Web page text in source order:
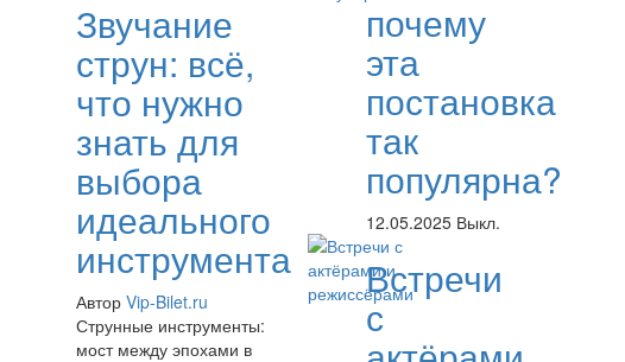
Звучание
струн: всё,
что нужно
знать для
выбора
идеального
инструмента
Автор Vip-Bilet.ru
Струнные инструменты:
мост между эпохами в
почему
эта
постановка
так
популярна?
12.05.2025 Выкл.
Встречи
с